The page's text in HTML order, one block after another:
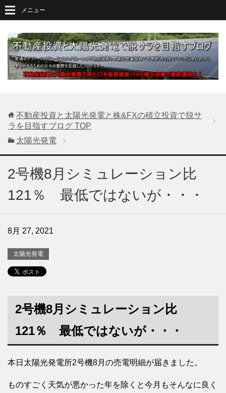
メニュー
不動産投資と太陽光発電と株&FXの積立投資で脱サ
ラを目指すブログ TOP
太陽光発電
2号機8月シミュレーション比
121％ 最低ではないが・・・
8月 27, 2021
太陽光発電
2号機8月シミュレーション比
121％ 最低ではないが・・・
本日太陽光発電所2号機8月の売電明細が届きました。
ものすごく天気が悪かった年を除くと今月もそんなに良く